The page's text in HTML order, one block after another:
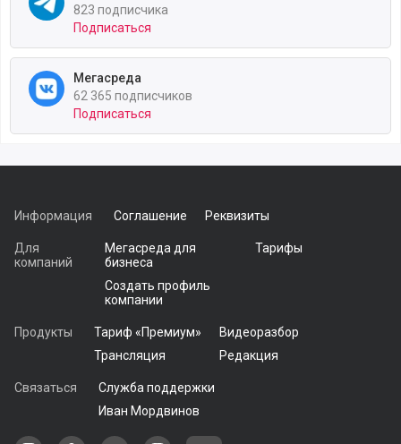
823 подписчика
Подписаться
Мегасреда
62 365 подписчиков
Подписаться
Информация Соглашение Реквизиты
Для
компаний
Мегасреда для
бизнеса
Тарифы
Создать профиль
компании
Продукты Тариф «Премиум»
Видеоразбор
Трансляция
Редакция
Связаться
Служба поддержки
Иван Мордвинов